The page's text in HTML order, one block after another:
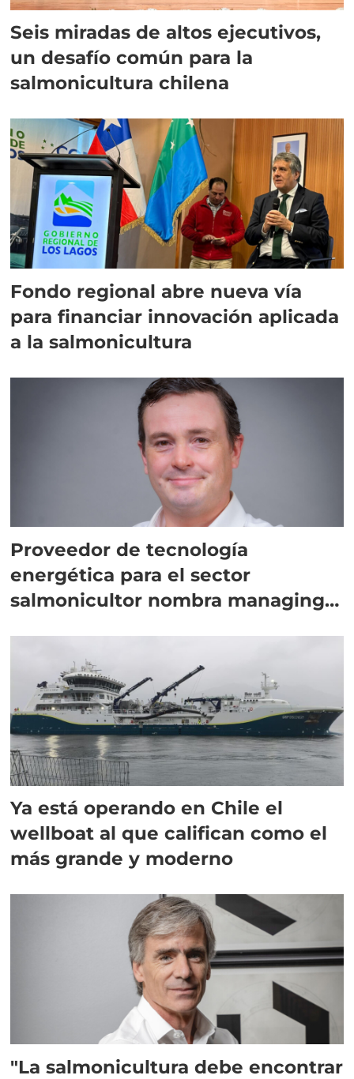
Seis miradas de altos ejecutivos,
un desafío común para la
salmonicultura chilena
Fondo regional abre nueva vía
para financiar innovación aplicada
a la salmonicultura
Proveedor de tecnología
energética para el sector
salmonicultor nombra managing
Ya está operando en Chile el
wellboat al que califican como el
más grande y moderno
"La salmonicultura debe encontrar